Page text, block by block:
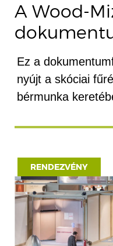
A Wood-
Ez a
nyújt a skóciai
bérmunka
RENDEZVÉNY